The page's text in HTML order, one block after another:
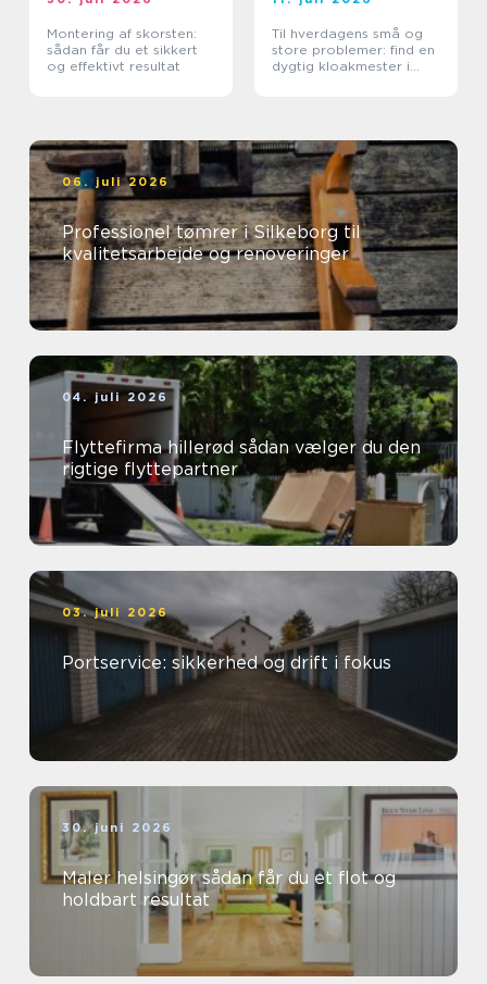
Montering af skorsten:
sådan får du et sikkert
og effektivt resultat
Til hverdagens små og
store problemer: find en
dygtig kloakmester i
06. juli 2026
Professionel tømrer i Silkeborg til
kvalitetsarbejde og renoveringer
04. juli 2026
Flyttefirma hillerød sådan vælger du den
rigtige flyttepartner
03. juli 2026
Portservice: sikkerhed og drift i fokus
30. juni 2026
Maler helsingør sådan får du et flot og
holdbart resultat